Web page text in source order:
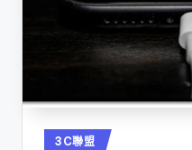
Posted
3C聯盟